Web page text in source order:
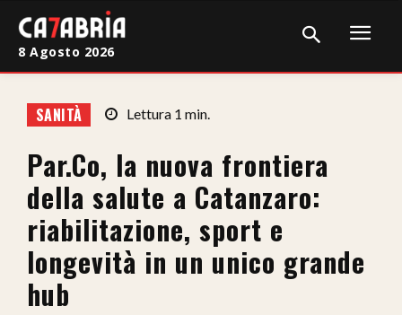
Cronaca
Giudiziaria
Politica
Sport
Attualità
8 Agosto 2026
SANITÀ Lettura 1 min.
Par.Co, la nuova frontiera
della salute a Catanzaro:
riabilitazione, sport e
longevità in un unico grande
hub